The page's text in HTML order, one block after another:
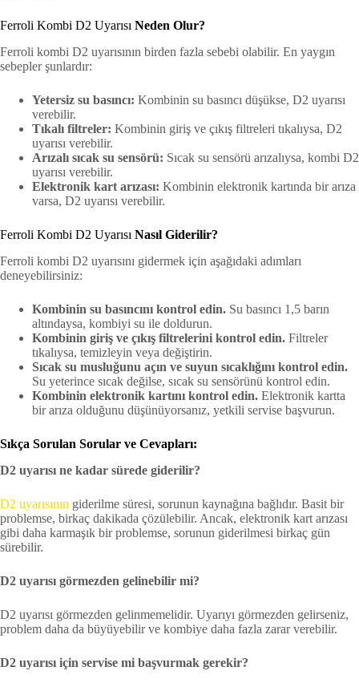
Ferroli Kombi D2 Uyarısı Neden Olur?
Ferroli kombi D2 uyarısının birden fazla sebebi olabilir. En yaygın
sebepler şunlardır:
Yetersiz su basıncı: Kombinin su basıncı düşükse, D2 uyarısı
verebilir.
Tıkalı filtreler: Kombinin giriş ve çıkış filtreleri tıkalıysa, D2
uyarısı verebilir.
Arızalı sıcak su sensörü: Sıcak su sensörü arızalıysa, kombi D2
uyarısı verebilir.
Elektronik kart arızası: Kombinin elektronik kartında bir arıza
varsa, D2 uyarısı verebilir.
Ferroli Kombi D2 Uyarısı Nasıl Giderilir?
Ferroli kombi D2 uyarısını gidermek için aşağıdaki adımları
deneyebilirsiniz:
Kombinin su basıncını kontrol edin. Su basıncı 1,5 barın
altındaysa, kombiyi su ile doldurun.
Kombinin giriş ve çıkış filtrelerini kontrol edin. Filtreler
tıkalıysa, temizleyin veya değiştirin.
Sıcak su musluğunu açın ve suyun sıcaklığını kontrol edin.
Su yeterince sıcak değilse, sıcak su sensörünü kontrol edin.
Kombinin elektronik kartını kontrol edin. Elektronik kartta
bir arıza olduğunu düşünüyorsanız, yetkili servise başvurun.
Sıkça Sorulan Sorular ve Cevapları:
D2 uyarısı ne kadar sürede giderilir?
D2 uyarısının giderilme süresi, sorunun kaynağına bağlıdır. Basit bir
problemse, birkaç dakikada çözülebilir. Ancak, elektronik kart arızası
gibi daha karmaşık bir problemse, sorunun giderilmesi birkaç gün
sürebilir.
D2 uyarısı görmezden gelinebilir mi?
D2 uyarısı görmezden gelinmemelidir. Uyarıyı görmezden gelirseniz,
problem daha da büyüyebilir ve kombiye daha fazla zarar verebilir.
D2 uyarısı için servise mi başvurmak gerekir?